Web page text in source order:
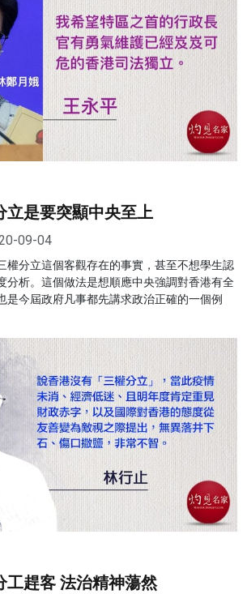
立是要突顯中央至上
09-04
權分立這個客觀存在的事實，甚至不想學生認
分析。這個做法是想順應中央強調對香港有全
是今屆政府凡事都先講求政治正確的一個例
工趕客 法治精神蕩然